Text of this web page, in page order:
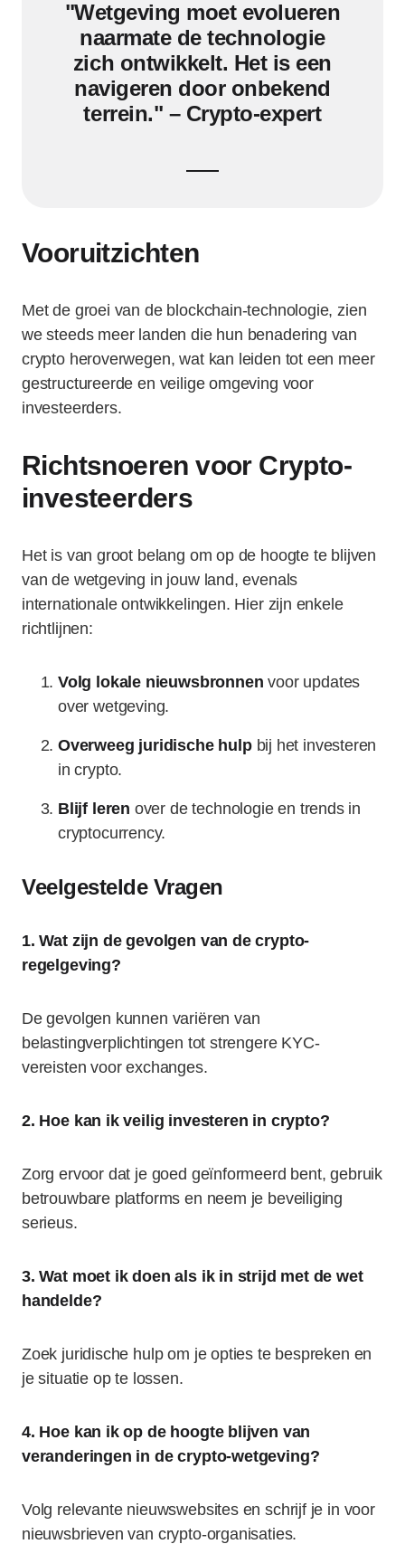
"Wetgeving moet evolueren
naarmate de technologie
zich ontwikkelt. Het is een
navigeren door onbekend
terrein." – Crypto-expert
Vooruitzichten
Met de groei van de blockchain-technologie, zien
we steeds meer landen die hun benadering van
crypto heroverwegen, wat kan leiden tot een meer
gestructureerde en veilige omgeving voor
investeerders.
Richtsnoeren voor Crypto-
investeerders
Het is van groot belang om op de hoogte te blijven
van de wetgeving in jouw land, evenals
internationale ontwikkelingen. Hier zijn enkele
richtlijnen:
Volg lokale nieuwsbronnen voor updates
over wetgeving.
Overweeg juridische hulpbij het investeren
in crypto.
Blijf leren over de technologie en trends in
cryptocurrency.
Veelgestelde Vragen
1. Wat zijn de gevolgen van de crypto-
regelgeving?
De gevolgen kunnen variëren van
belastingverplichtingen tot strengere KYC-
vereisten voor exchanges.
2. Hoe kan ik veilig investeren in crypto?
Zorg ervoor dat je goed geïnformeerd bent, gebruik
betrouwbare platforms en neem je beveiliging
serieus.
3. Wat moet ik doen als ik in strijd met de wet
handelde?
Zoek juridische hulp om je opties te bespreken en
je situatie op te lossen.
4. Hoe kan ik op de hoogte blijven van
veranderingen in de crypto-wetgeving?
Volg relevante nieuwswebsites en schrijf je in voor
nieuwsbrieven van crypto-organisaties.